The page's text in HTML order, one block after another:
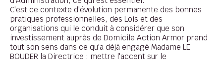
C'est ce contexte d'évolution permanente des bonnes
pratiques professionnelles, des Lois et des
organisations qui le conduit à considérer que son
investissement auprès de Domicile Action Armor prend
tout son sens dans ce qu'a déjà engagé Madame LE
BOUDER la Directrice : mettre l'accent sur le